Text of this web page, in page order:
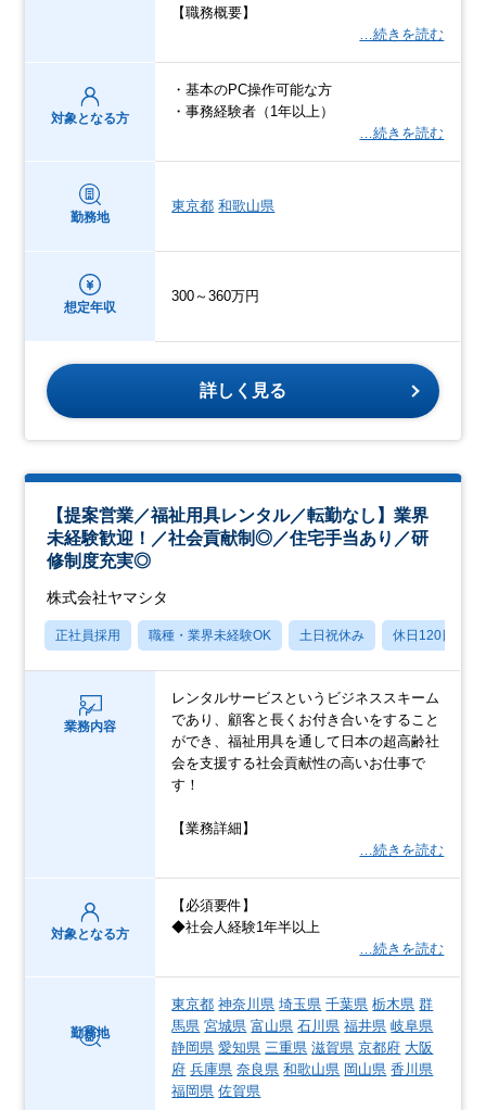
【職務概要】
…続きを読む
対象となる方
・基本のPC操作可能な方
・事務経験者（1年以上）
…続きを読む
勤務地
東京都 和歌山県
想定年収
300～360万円
詳しく見る
【提案営業／福祉用具レンタル／転勤なし】業界
未経験歓迎！／社会貢献制◎／住宅手当あり／研
修制度充実◎
株式会社ヤマシタ
正社員採用 職種・業界未経験OK 土日祝休み 休日120日以上
業務内容
レンタルサービスというビジネススキーム
であり、顧客と長くお付き合いをすること
ができ、福祉用具を通して日本の超高齢社
会を支援する社会貢献性の高いお仕事で
す！
【業務詳細】
…続きを読む
対象となる方
【必須要件】
◆社会人経験1年半以上
…続きを読む
勤務地
東京都 神奈川県 埼玉県 千葉県 栃木県 群
馬県 宮城県 富山県 石川県 福井県 岐阜県
静岡県 愛知県 三重県 滋賀県 京都府 大阪
府 兵庫県 奈良県 和歌山県 岡山県 香川県
福岡県 佐賀県